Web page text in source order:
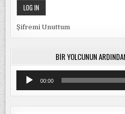
Şifremi Unuttum
BIR YOLCUNUN
Ses
oynatıcı00:00